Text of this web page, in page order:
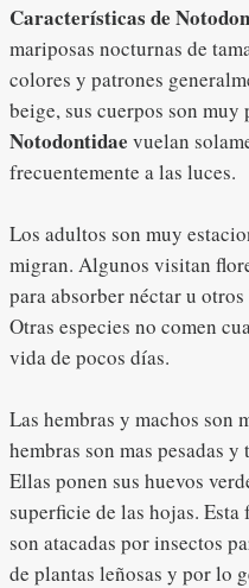
Características de
mariposas nocturnas de
colores y patrones
beige, sus cuerpos son muy
Notodontidae vuelan
frecuentemente a las luces.
Los adultos son muy
migran. Algunos visitan
para absorber néctar u
Otras especies no comen
vida de pocos días.
Las hembras y machos son
hembras son mas pesadas
Ellas ponen sus huevos
superficie de las hojas.
son atacadas por insectos
de plantas leñosas y por lo